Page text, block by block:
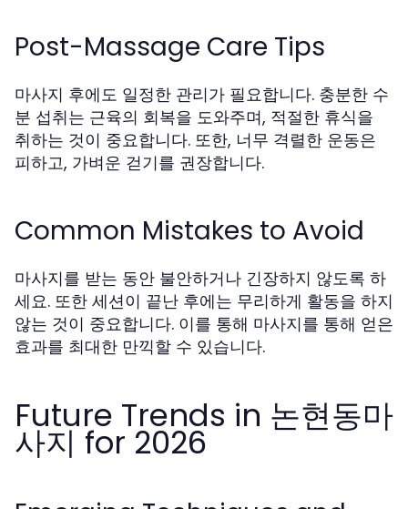
Post-Massage Care Tips
마사지 후에도 일정한 관리가 필요합니다. 충분한 수
분 섭취는 근육의 회복을 도와주며, 적절한 휴식을
취하는 것이 중요합니다. 또한, 너무 격렬한 운동은
피하고, 가벼운 걷기를 권장합니다.
Common Mistakes to Avoid
마사지를 받는 동안 불안하거나 긴장하지 않도록 하
세요. 또한 세션이 끝난 후에는 무리하게 활동을 하지
않는 것이 중요합니다. 이를 통해 마사지를 통해 얻은
효과를 최대한 만끽할 수 있습니다.
Future Trends in 논현동마
사지 for 2026